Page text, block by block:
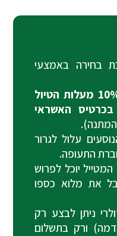
בחירה באמצעי
תשלום המקדמה בסך 10% מעלות הטיול
האשראי
עלול לגרור
התעופה.
יוכל לפרוש
את מלוא כספו
ניתן לבצע רק
ורק בתשלום